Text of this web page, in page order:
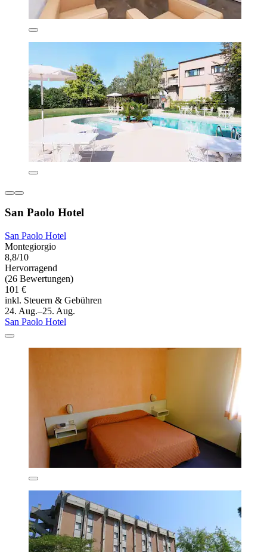
San Paolo Hotel
San Paolo Hotel
Montegiorgio
8,8/10
Hervorragend
(26 Bewertungen)
101 €
inkl. Steuern & Gebühren
24. Aug.–25. Aug.
San Paolo Hotel